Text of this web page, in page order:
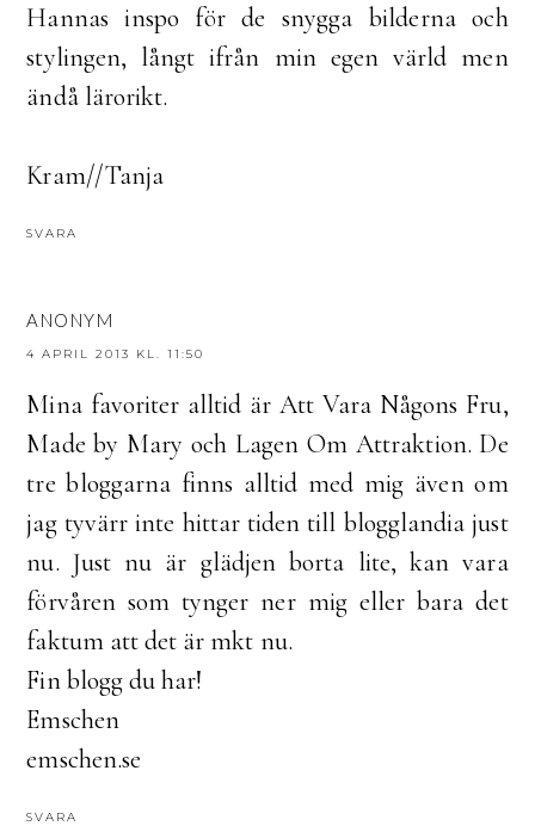
Hannas inspo för de snygga bilderna och
stylingen, långt ifrån min egen värld men
ändå lärorikt.
Kram//Tanja
SVARA
ANONYM
4 APRIL 2013 KL. 11:50
Mina favoriter alltid är Att Vara Någons Fru,
Made by Mary och Lagen Om Attraktion. De
tre bloggarna finns alltid med mig även om
jag tyvärr inte hittar tiden till blogglandia just
nu. Just nu är glädjen borta lite, kan vara
förvåren som tynger ner mig eller bara det
faktum att det är mkt nu.
Fin blogg du har!
Emschen
emschen.se
SVARA